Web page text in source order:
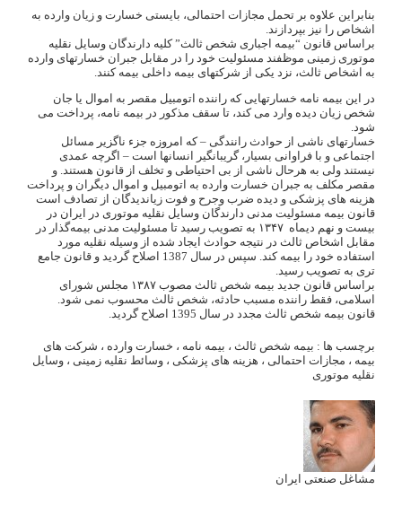
بنابراین علاوه بر تحمل مجازات احتمالی، بایستی خسارت و زیان وارده به
اشخاص را نیز بپردازند.
براساس قانون “بیمه اجبارى شخص ثالث” کلیه دارندگان وسایل نقلیه
موتورى زمینى موظفند مسئولیت خود را در مقابل جبران خسارتهاى وارده
به اشخاص ثالث، نزد یکى از شرکتهاى بیمه داخلى بیمه کنند.
در این بیمه نامه خسارتهایی که راننده اتومبیل مقصر به اموال یا جان
شخص زیان دیده وارد می کند، تا سقف مذکور در بیمه نامه، پرداخت می
شود.
خسارتهای ناشی از حوادث رانندگی – که امروزه جزء ناگزیر مسائل
اجتماعی و با فراوانی بسیار، گریبانگیر انسانها است – اگرچه عمدی
نیستند ولی به هرحال ناشی از بی احتیاطی و تخلف از قانون هستند. و
مقصر مکلف به جبران خسارت وارده به اتومبیل و اموال دیگران و پرداخت
هزینه های پزشکی و دیده ضرب وجرح و فوت زیاندیدگان از تصادف است
قانون بیمه‌ مسئولیت‌ مدنی‌ دارندگان‌ وسایل‌ نقلیه‌ موتوری‌ در ایران‌ در
بیست‌ و نهم‌ دیماه ‌ ۱۳۴۷ به‌ تصویب ‌رسید تا مسئولیت‌ مدنی‌ بیمه‌گذار در
مقابل‌ اشخاص‌ ثالث‌ در نتیجه‌ حوادث‌ ایجاد شده‌ از وسیله‌ نقلیه‌ مورد
استفاده‌ خود را بیمه‌ کند. سپس در سال 1387 اصلاح گردید و قانون جامع
تری به تصویب رسید.
براساس قانون جدید بیمه شخص ثالث مصوب ۱۳۸۷ مجلس شورای
اسلامی، فقط راننده‌ مسبب حادثه‌، شخص ثالث محسوب نمی شود.
قانون بیمه شخص ثالث مجدد در سال 1395 اصلاح گردید.
برچسب ها : بیمه شخص ثالث ، بیمه نامه ، خسارت وارده ، شرکت های
بیمه ، مجازات احتمالی ، هزینه های پزشکی ، وسائط نقلیه زمینی ، وسایل
نقلیه موتوری
مشاغل صنعتی ایران